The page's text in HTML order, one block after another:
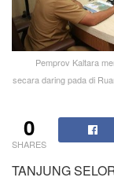
Pemprov Kaltara
secara daring pada di
0
SHARES
TANJUNG